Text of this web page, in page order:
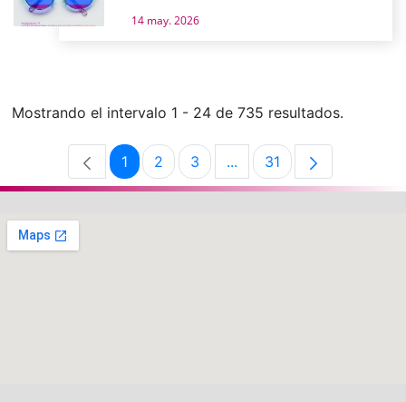
14 may. 2026
Mostrando el intervalo 1 - 24 de 735 resultados.
Página
1 Página
2 Página
3 ...Páginas intermedias Use
Página
31